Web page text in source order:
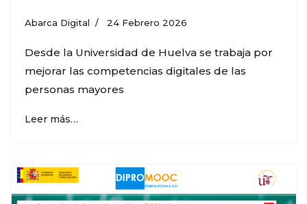
Abarca Digital 24 Febrero 2026
Desde la Universidad de Huelva se trabaja por
mejorar las competencias digitales de las
personas mayores
Leer más…